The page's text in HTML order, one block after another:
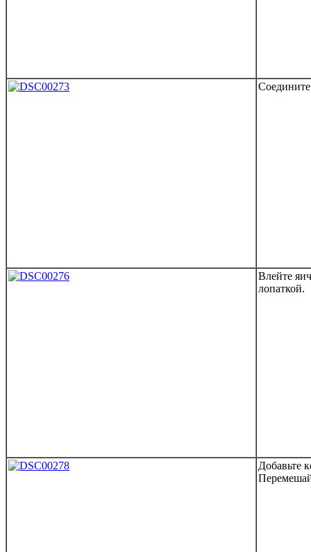
Влейте
лопаткой.
Добавьте